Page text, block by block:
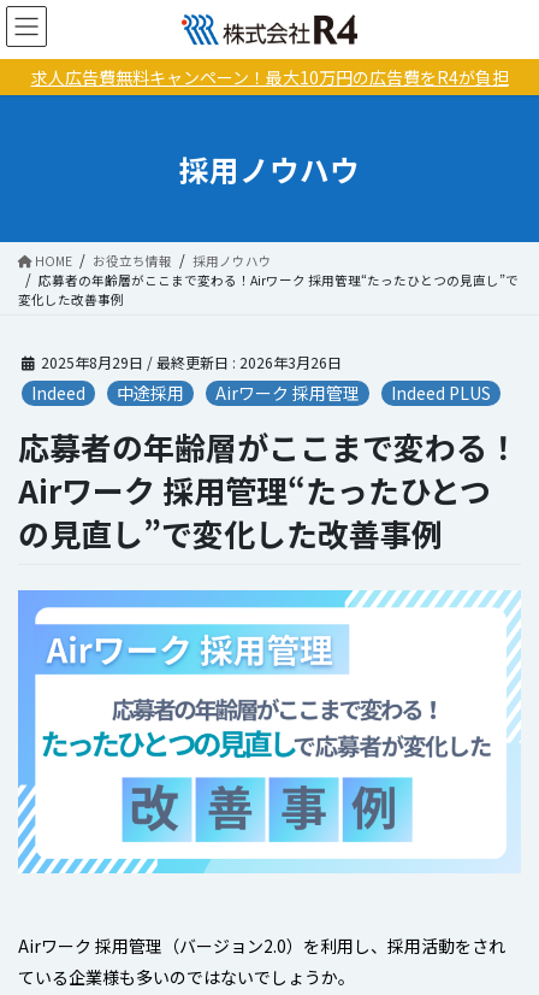
コ
ン
テ
ナ
ビ
ゲ
動
求人広告費無料キャンペーン！最大10万円の広告費をR4が負担
採用ノウハウ
HOME お役立ち情報
採用ノウハウ
応募者の年齢層がここまで変わる！Airワーク 採用管理“たったひとつの見直し”で
変化した改善事例
2025年8月29日 / 最終更新日 : 2026年3月26日
Indeed 中途採用 Airワーク 採用管理 Indeed PLUS
応募者の年齢層がここまで変わる！
Airワーク 採用管理“たったひとつ
の見直し”で変化した改善事例
Airワーク 採用管理（バージョン2.0）を利用し、採用活動をされ
ている企業様も多いのではないでしょうか。